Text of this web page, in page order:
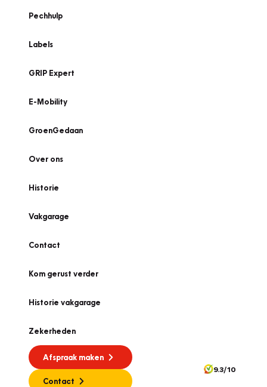
Pechhulp
Labels
GRIP Expert
E-Mobility
GroenGedaan
Over ons
Historie
Vakgarage
Contact
Kom gerust verder
Historie vakgarage
Zekerheden
Afspraak maken
Contact
9.3/10